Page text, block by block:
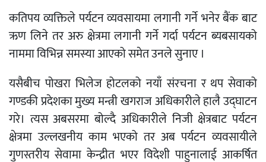
कतिपय व्यक्तिले पर्यटन व्यवसायमा लगानी गर्ने भनेर बैंक बाट
ऋण लिने तर अरु क्षेत्रमा लगानी गर्ने गर्दा पर्यटन ब्यबसायको
नाममा विभिन्न समस्या आएको समेत उनले सुनाए ।
यसैबीच पोखरा भिलेज होटलको नयाँ संरचना र थप सेवाको
गण्डकी प्रदेशका मुख्य मन्त्री खगराज अधिकारीले हालै उद्घाटन
गरे। त्यस अबसरमा बोल्दै अधिकारीले निजी क्षेत्रबाट पर्यटन
क्षेत्रमा उल्लखनीय काम भएको तर अब पर्यटन व्यवसायीले
गुणस्तरीय सेवामा केन्द्रीत भएर विदेशी पाहुनालाई आकर्षित